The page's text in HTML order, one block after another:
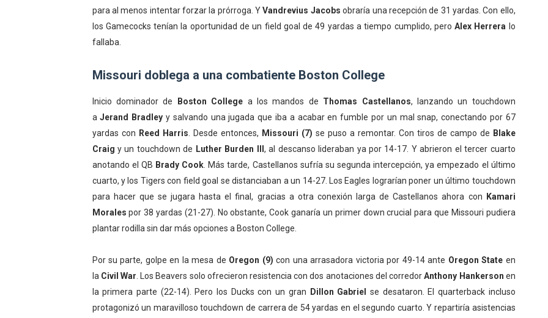
para al menos intentar forzar la prórroga. YVandrevius Jacobs obraría una recepción de 31 yardas. Con ello,
los Gamecocks tenían la oportunidad de un field goal de 49 yardas a tiempo cumplido, peroAlex Herrera lo
fallaba.
Missouri doblega a una combatiente Boston College
Inicio dominador de Boston College a los mandos de Thomas Castellanos, lanzando un touchdown
aJerand Bradley y salvando una jugada que iba a acabar en fumble por un mal snap, conectando por 67
yardas con Reed Harris . Desde entonces, Missouri (7) se puso a remontar. Con tiros de campo de Blake
Craig y un touchdown de Luther Burden III , al descanso lideraban ya por 14-17. Y abrieron el tercer cuarto
anotando el QB Brady Cook . Más tarde, Castellanos sufría su segunda intercepción, ya empezado el último
cuarto, y los Tigers con field goal se distanciaban a un 14-27. Los Eagles lograrían poner un último touchdown
para hacer que se jugara hasta el final, gracias a otra conexión larga de Castellanos ahora con
Kamari
Morales por 38 yardas (21-27). No obstante, Cook ganaría un primer down crucial para que Missouri pudiera
plantar rodilla sin dar más opciones a Boston College.
Por su parte, golpe en la mesa de Oregon (9) con una arrasadora victoria por 49-14 ante Oregon State en
la Civil War . Los Beavers solo ofrecieron resistencia con dos anotaciones del corredorAnthony Hankerson en
la primera parte (22-14). Pero los Ducks con un gran
Dillon Gabriel
se desataron. El quarterback incluso
protagonizó un maravilloso touchdown de carrera de 54 yardas en el segundo cuarto. Y repartiría asistencias